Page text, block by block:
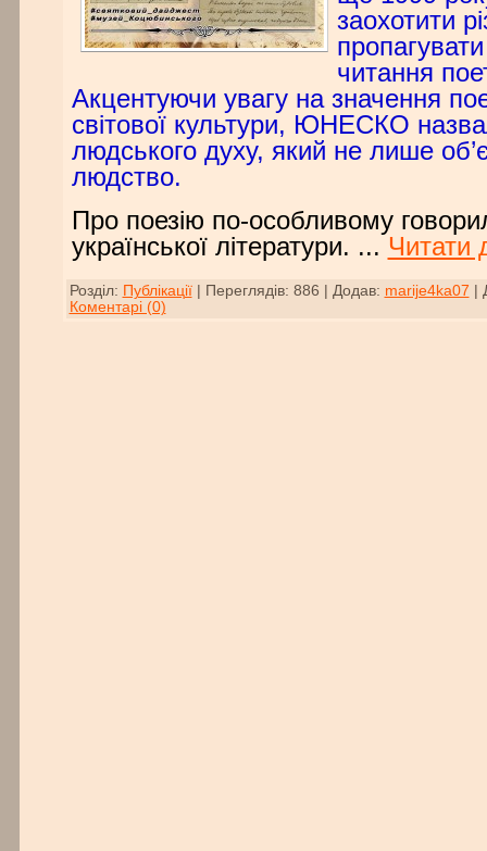
заохотити
читання
Акцентуючи увагу на значення
світової культури, ЮНЕСКО
людського духу, який не лише
людство.
Про поезію по-особливому
української літератури. ... Читати
Розділ: Публікації| Переглядів: 886 Додав: marije4ka07
Коментарі (0)